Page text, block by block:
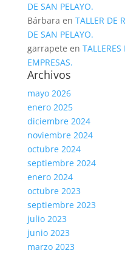
DE SAN PELAYO.
Bárbara en TALLER DE
DE SAN PELAYO.
garrapete en
EMPRESAS.
Archivos
mayo 2026
enero 2025
diciembre 2024
noviembre 2024
octubre 2024
septiembre 2024
enero 2024
octubre 2023
septiembre 2023
julio 2023
junio 2023
marzo 2023